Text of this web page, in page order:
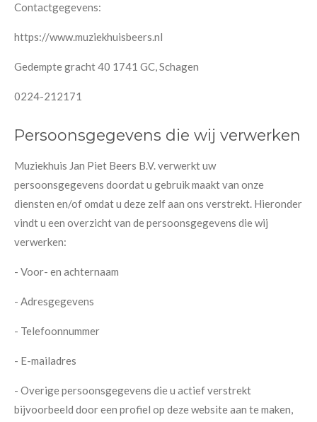
Contactgegevens:
https://www.muziekhuisbeers.nl
Gedempte gracht 40 1741 GC, Schagen
0224-212171
Persoonsgegevens die wij verwerken
Muziekhuis Jan Piet Beers B.V. verwerkt uw
persoonsgegevens doordat u gebruik maakt van onze
diensten en/of omdat u deze zelf aan ons verstrekt. Hieronder
vindt u een overzicht van de persoonsgegevens die wij
verwerken:
- Voor- en achternaam
- Adresgegevens
- Telefoonnummer
- E-mailadres
- Overige persoonsgegevens die u actief verstrekt
bijvoorbeeld door een profiel op deze website aan te maken,